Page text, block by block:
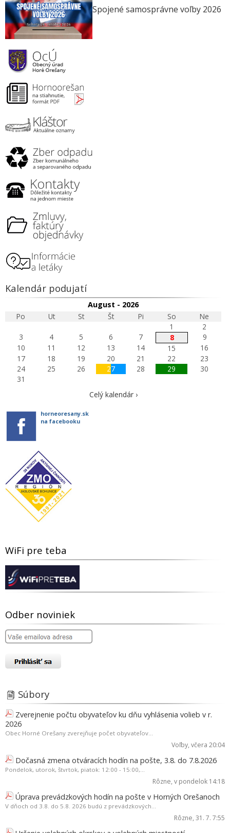
Spojené samosprávne voľby 2026
Kalendár podujatí
August - 2026
Po
Ut St Št Pi So
Ne
1
2
3
4 5 6 7 8
9
10
11 12 13 14 15
16
17
18 19 20 21 22
23
24
25 26 27 28 29
30
31
Celý kalendár ›
horneoresany.sk
na facebooku
WiFi pre teba
Odber noviniek
Súbory
Zverejnenie počtu obyvateľov ku dňu vyhlásenia volieb v r.
2026
Obec Horné Orešany zverejňuje počet obyvateľov...
Voľby, včera 20:04
Dočasná zmena otváracích hodín na pošte, 3.8. do 7.8.2026
Pondelok, utorok, štvrtok, piatok: 12:00 - 15:00,...
Rôzne, v pondelok 14:18
Úprava prevádzkových hodín na pošte v Horných Orešanoch
V dňoch od 3.8. do 5.8. 2026 budú z prevádzkových...
Rôzne, 31. 7. 7:55